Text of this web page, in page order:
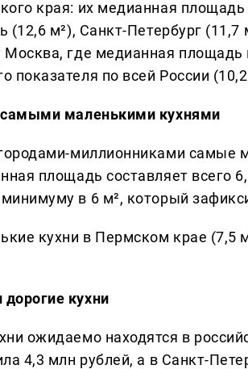
края: их медианная
(12,6 м²), Санкт-Петербург
где медианная площадь
показателя по всей России
маленькими кухнями
миллионниками самые
площадь составляет всего
в 6 м², который
кухни в Пермском крае (7,5
кухни
ожидаемо находятся в
4,3 млн рублей, а в Санкт-